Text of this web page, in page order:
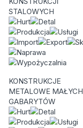
STALOWYCH
KONSTRUKCJE
METALOWE MAŁYCH
GABARYTÓW